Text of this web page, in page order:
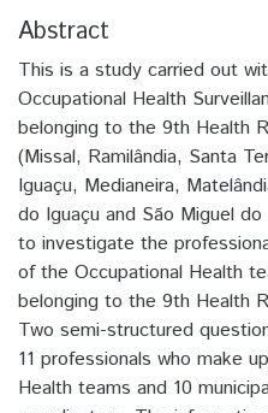
Abstract
This is a study carried out
Occupational Health
belonging to the 9th Health
(Missal, Ramilândia, Santa
Iguaçu, Medianeira,
do Iguaçu and São Miguel
to investigate the
of the Occupational Health
belonging to the 9th Health
Two semi-structured
11 professionals who make
Health teams and 10